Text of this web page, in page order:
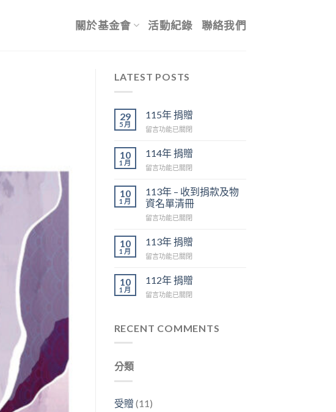
關於基金會 活動紀錄 聯絡我們
LATEST POSTS
29
5 月
115年 捐贈
在
年
捐
贈〉
留言功能已關閉
10
1 月
114年 捐贈
在
年
捐
贈〉
中
留言功能已關閉
10
1 月
113年 – 收到捐款及物
資名單清冊
在
年
–
收
捐
及
名
留言功能已關閉
10
1 月
113年 捐贈
在
年
捐
贈〉
留言功能已關閉
10
1 月
112年 捐贈
在
捐
留言功能已關閉
RECENT COMMENTS
分類
受贈 (11)